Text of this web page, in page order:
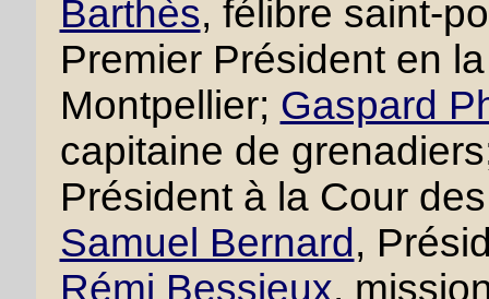
Barthès, félibre saint-
Premier Président en
Montpellier; Gaspard
capitaine de
Président à la Cour
Samuel Bernard ,
Rémi Bessieux,